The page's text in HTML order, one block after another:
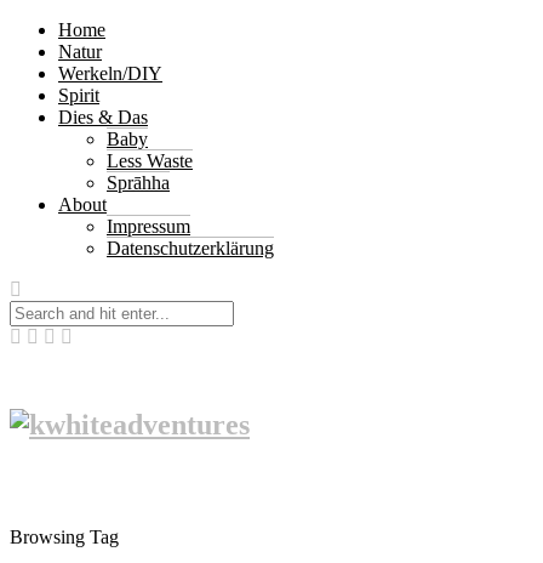
Home
Natur
Werkeln/DIY
Spirit
Dies & Das
Baby
Less Waste
Sprāhha
About
Impressum
Datenschutzerklärung
Browsing Tag